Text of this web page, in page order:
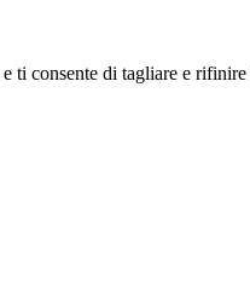
consente di tagliare e